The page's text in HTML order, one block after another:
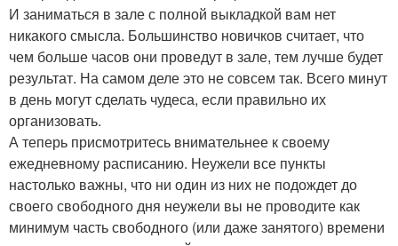
И заниматься в зале с полной выкладкой вам нет
никакого смысла. Большинство новичков считает, что
чем больше часов они проведут в зале, тем лучше будет
результат. На самом деле это не совсем так. Всего минут
в день могут сделать чудеса, если правильно их
организовать.
А теперь присмотритесь внимательнее к своему
ежедневному расписанию. Неужели все пункты
настолько важны, что ни один из них не подождет до
своего свободного дня неужели вы не проводите как
минимум часть свободного (или даже занятого) времени